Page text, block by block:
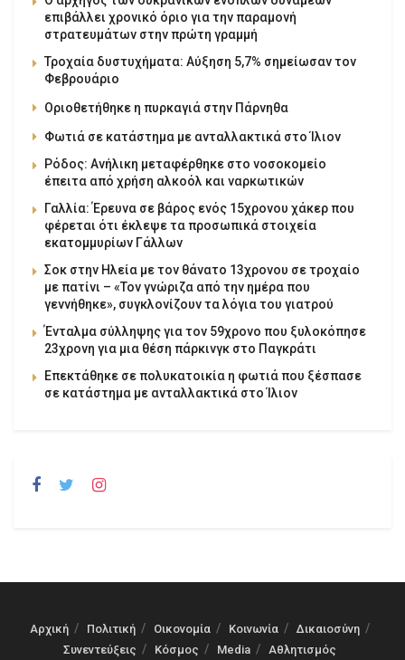
επιβάλλει χρονικό όριο για την παραμονή
στρατευμάτων στην πρώτη γραμμή
Τροχαία δυστυχήματα: Αύξηση 5,7% σημείωσαν τον
Φεβρουάριο
Οριοθετήθηκε η πυρκαγιά στην Πάρνηθα
Φωτιά σε κατάστημα με ανταλλακτικά στο Ίλιον
Ρόδος: Ανήλικη μεταφέρθηκε στο νοσοκομείο
έπειτα από χρήση αλκοόλ και ναρκωτικών
Γαλλία: Έρευνα σε βάρος ενός 15χρονου χάκερ που
φέρεται ότι έκλεψε τα προσωπικά στοιχεία
εκατομμυρίων Γάλλων
Σοκ στην Ηλεία με τον θάνατο 13χρονου σε τροχαίο
με πατίνι – «Τον γνώριζα από την ημέρα που
γεννήθηκε», συγκλονίζουν τα λόγια του γιατρού
Ένταλμα σύλληψης για τον 59χρονο που ξυλοκόπησε
23χρονη για μια θέση πάρκινγκ στο Παγκράτι
Επεκτάθηκε σε πολυκατοικία η φωτιά που ξέσπασε
σε κατάστημα με ανταλλακτικά στο Ίλιον
Αρχική Πολιτική Οικονομία Κοινωνία
Δικαιοσύνη
Συνεντεύξεις
Κόσμος Media Αθλητισμός